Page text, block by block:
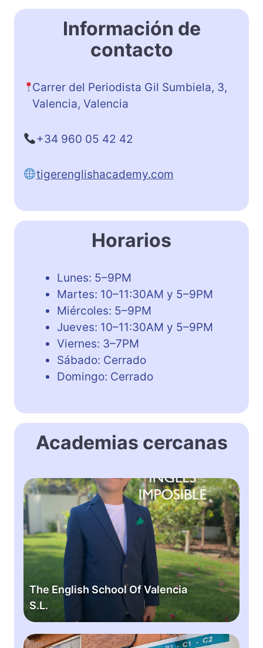
Información de
contacto
Carrer del Periodista Gil Sumbiela, 3,
Valencia, Valencia
+34 960 05 42 42
tigerenglishacademy.com
Horarios
Lunes: 5–9PM
Martes: 10–11:30AM y 5–9PM
Miércoles: 5–9PM
Jueves: 10–11:30AM y 5–9PM
Viernes: 3–7PM
Sábado: Cerrado
Domingo: Cerrado
Academias cercanas
The English School Of Valencia
S.L.
T
h
e
E
n
g
h
c
B